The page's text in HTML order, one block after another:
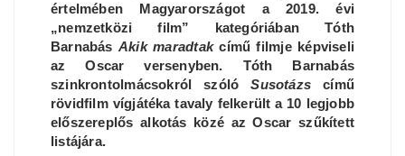
értelmében Magyarországot a 2019. évi
„nemzetközi film” kategóriában Tóth
BarnabásAkik maradtakcímű filmje képviseli
az Oscar versenyben. Tóth Barnabás
szinkrontolmácsokról szólóSusotázscímű
rövidfilm vígjátéka tavaly felkerült a 10 legjobb
előszereplős alkotás közé az Oscar szűkített
listájára.